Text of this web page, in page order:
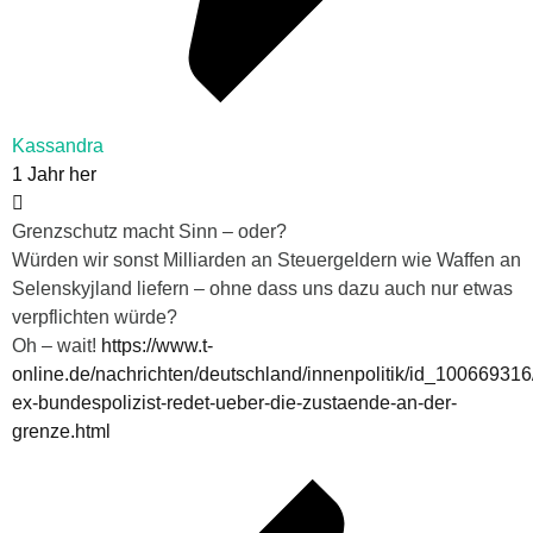
Kassandra
1 Jahr her
Grenzschutz macht Sinn – oder?
Würden wir sonst Milliarden an Steuergeldern wie Waffen an
Selenskyjland liefern – ohne dass uns dazu auch nur etwas
verpflichten würde?
Oh – wait! https://www.t-
online.de/nachrichten/deutschland/innenpolitik/
ex-bundespolizist-redet-ueber-die-zustaende-an-der-
grenze.html